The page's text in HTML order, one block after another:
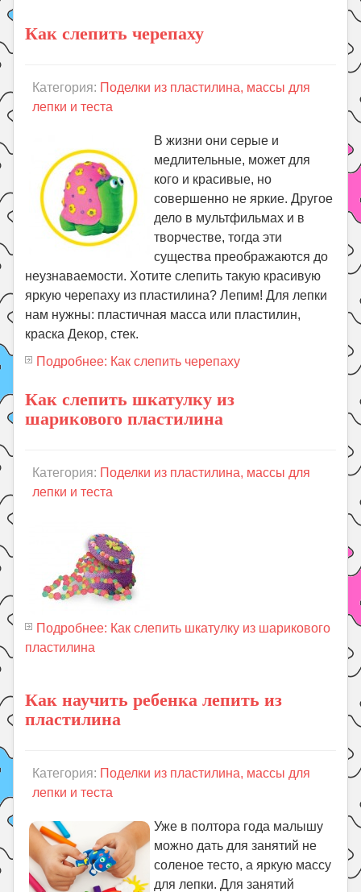
Как слепить черепаху
Категория: Поделки из пластилина, массы для
лепки и теста
В жизни они серые и
медлительные, может для
кого и красивые, но
совершенно не яркие. Другое
дело в мультфильмах и в
творчестве, тогда эти
существа преображаются до
неузнаваемости. Хотите слепить такую красивую
яркую черепаху из пластилина? Лепим! Для лепки
нам нужны: пластичная масса или пластилин,
краска Декор, стек.
Подробнее: Как слепить черепаху
Как слепить шкатулку из
шарикового пластилина
Категория: Поделки из пластилина, массы для
лепки и теста
Подробнее: Как слепить шкатулку из шарикового
пластилина
Как научить ребенка лепить из
пластилина
Категория: Поделки из пластилина, массы для
лепки и теста
Уже в полтора года малышу
можно дать для занятий не
соленое тесто, а яркую массу
для лепки. Для занятий